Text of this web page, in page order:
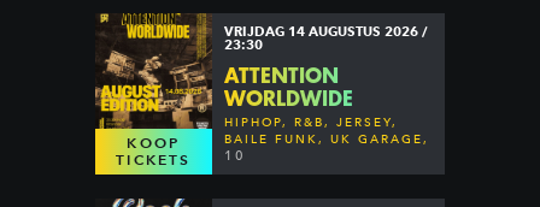
KOOP
TICKETS
VRIJDAG 14 AUGUSTUS 2026 /
23:30
ATTENTION
WORLDWIDE
HIPHOP, R&B, JERSEY,
BAILE FUNK, UK GARAGE,
DANCEHALL & MORE
10